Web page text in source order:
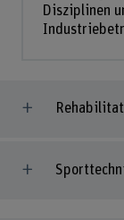
Disziplinen